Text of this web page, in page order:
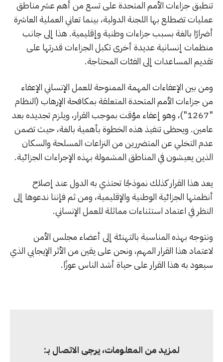
تنطبق جزاءات الأمم المتحدة على تسع من أهم عشر مناطق
عمليات تضطلع بها اللجنة الدولية، بينما تعاني العملية العاشرة
أضرارًا بالغة بسبب جزاءات وطنية وإقليمية. هذا إلى جانب
منظمات إنسانية عديدة أخرى تكبل الجزاءات قدرتها على
تقديم المساعدات إلى الفئات المحتاجة.
ومن بين الإعفاءات المهمة الممنوحة للعمل الإنساني الإعفاء
من جزاءات الأمم المتحدة المتعلقة بمكافحة الإرهاب (النظام
"1267")، وهو إعفاء مؤقت بموجب القرار، ويلزم تجديده بعد
عامين. ويحظى تنفيذ هذه الخطوة بأهمية بالغة، حيث تضمن
عدم التخلي عن المتضررين من النزاعات المسلحة والسكان
الذين يعيشون في المناطق المشمولة بهذه الإجراءات الجزائية.
يعد هذا القرار كذلك نموذجًا تحتذي به الدول عند إصلاح
أنظمتها الجزائية الوطنية والإقليمية، ومن ثم فإننا ندعوها إلى
النظر في اعتماد استثناءات مماثلة للعمل الإنساني.
ونتوجه بهذه المناسبة بالتهنئة إلى أعضاء مجلس الأمن
لاعتماد هذا القرار المهم، ونحن على يقين من الأثر الإيجابي الذي
سيعود به هذا القرار على حياة أشد الناس عوزًا.
لمزيد من المعلومات، يرجى الاتصال بـ: